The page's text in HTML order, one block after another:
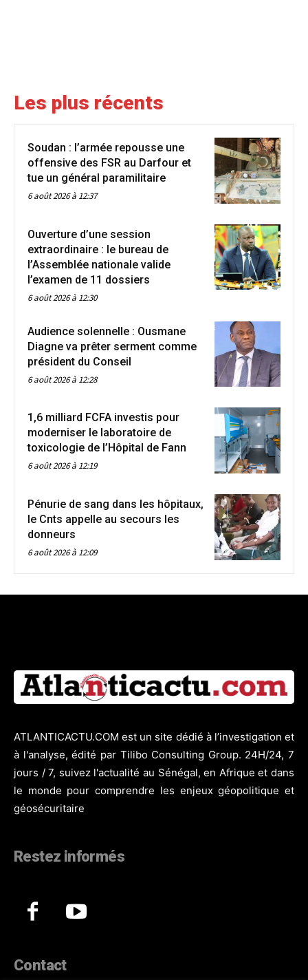
Les plus récents
Soudan : l’armée repousse une
offensive des FSR au Darfour et
tue un général paramilitaire
6 août 2026 à 12:37
Ouverture d’une session
extraordinaire : le bureau de
l’Assemblée nationale valide
l’examen de 11 dossiers
6 août 2026 à 12:30
Audience solennelle : Ousmane
Diagne va prêter serment comme
président du Conseil
6 août 2026 à 12:28
1,6 milliard FCFA investis pour
moderniser le laboratoire de
toxicologie de l’Hôpital de Fann
6 août 2026 à 12:19
Pénurie de sang dans les hôpitaux,
le Cnts appelle au secours les
donneurs
6 août 2026 à 12:09
ATLANTICACTU.COM est un site dédié à l’investigation et
à l'analyse, édité par Tilibo Consulting Group. 24H/24, 7
jours / 7, suivez l'actualité au Sénégal, en Afrique et dans
le monde pour comprendre les enjeux géopolitique et
géosécuritaire
Restez informés
Contact